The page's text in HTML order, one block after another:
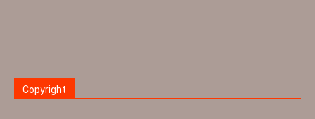
Copyright